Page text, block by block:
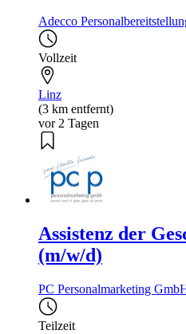
Adecco
Vollzeit
Linz
(3 km entfernt)
vor 2 Tagen
Assistenz der
(m/w/d)
PC Personalmarketing
Teilzeit